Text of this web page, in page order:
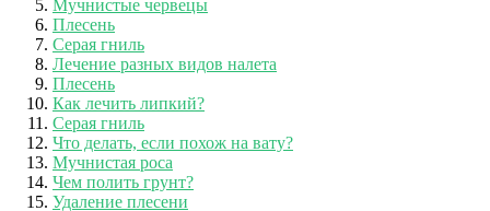
Мучнистые червецы
Плесень
Серая гниль
Лечение разных видов налета
Плесень
Как лечить липкий?
Серая гниль
Что делать, если похож на вату?
Мучнистая роса
Чем полить грунт?
Удаление плесени